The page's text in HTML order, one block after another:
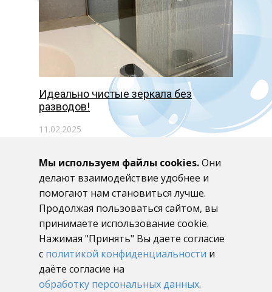
Идеально чистые зеркала без
разводов!
11.02.2025
+79658220322
Услуги клининга в Новосибирске
Мы используем файлы cookies.Они
делают взаимодействие удобнее и
помогают нам становиться лучше.
Продолжая пользоваться сайтом, вы
принимаете использование cookie.
Нажимая "Принять" Вы даете согласие
с политикой конфиденциальности и
даёте согласие на
обработку персональных данных.